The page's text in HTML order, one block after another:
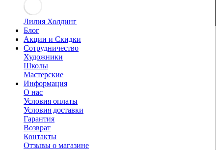
Лилия Холдинг
Блог
Акции и Скидки
Сотрудничество
Художники
Школы
Мастерские
Информация
О нас
Условия оплаты
Условия доставки
Гарантия
Возврат
Контакты
Отзывы о магазине